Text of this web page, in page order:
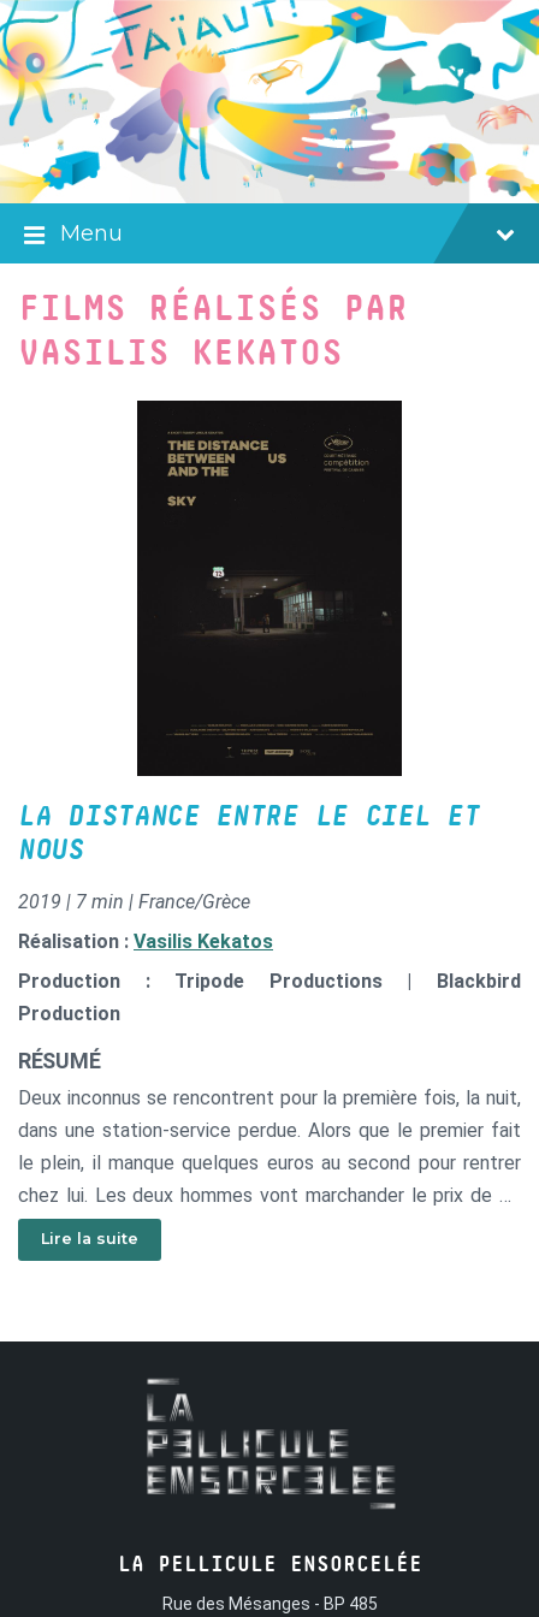
Skip
to
content
Skip
to
main
navigation
Skip
to
footer
Menu
FILMS RÉALISÉS PAR
VASILIS KEKATOS
LA DISTANCE ENTRE LE CIEL ET
NOUS
2019 | 7 min | France/Grèce
Réalisation : Vasilis Kekatos
Production : Tripode Productions | Blackbird
Production
RÉSUMÉ
Deux inconnus se rencontrent pour la première fois, la nuit,
dans une station-service perdue. Alors que le premier fait
le plein, il manque quelques euros au second pour rentrer
chez lui. Les deux hommes vont marchander le prix de ce
qui les sépare d’une histoire.
Lire la suite
LA PELLICULE ENSORCELÉE
Rue des Mésanges - BP 485